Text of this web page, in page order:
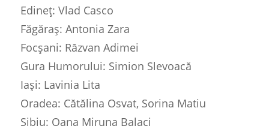
Edineț: Vlad Casco
Făgăraș: Antonia Zara
Focșani: Răzvan Adimei
Gura Humorului: Simion Slevoacă
Iași: Lavinia Lita
Oradea: Cătălina Osvat, Sorina Matiu
Sibiu: Oana Miruna Balaci